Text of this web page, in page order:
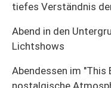
tiefes Verständnis
Abend in den
Lichtshows
Abendessen im "This